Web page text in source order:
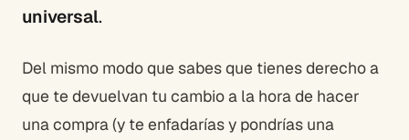
universal.
Del mismo modo que sabes que tienes derecho a
que te devuelvan tu cambio a la hora de hacer
una compra (y te enfadarías y pondrías una